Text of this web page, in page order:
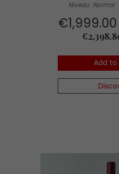
Niveau: Normal
Price
Add